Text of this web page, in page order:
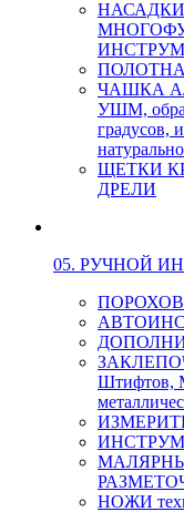
НАСАДКИ
ЧАШКА
УШМ,
градусов,
ЩЕТКИ
ДРЕЛИ
05. РУЧНОЙ
Штифтов,
НОЖИ